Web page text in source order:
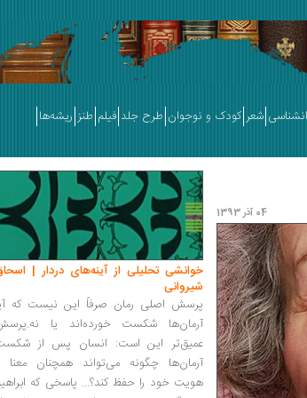
شعر کودک و نوجوان طرح جلد فیلم طنز ریشه‌ها
04 آذر 1393
خوانشی تحلیلی از آینه‌های دردار |
شیروانی
پرسش اصلی رمان صرفاً این نیست که
آرمان‌ها شکست خورده‌اند یا
عمیق‌تر این است: انسان پس از
آرمان‌ها چگونه می‌تواند همچنان معنا
هویت خود را حفظ کند؟... پاسخی که